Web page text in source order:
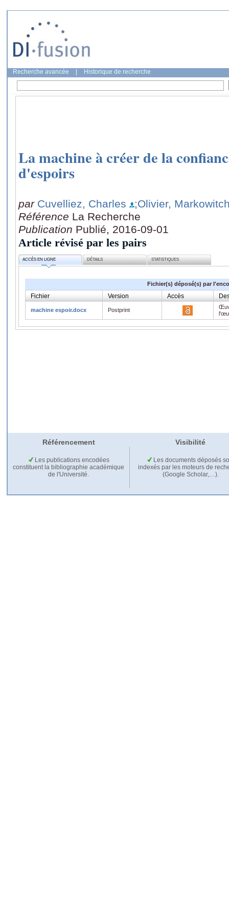
Recherche avancée Historique de recherche
La machine à créer de la
d'espoirs
par Cuvelliez, Charles
;Olivier,
Référence La Recherche
Publication Publié, 2016-09-01
Article révisé par les pairs
ACCÈS EN LIGNE DÉTAILS STATISTIQUES
Fichier(s) déposé(s) par
Fichier Version Accès
machine espoir.docx Postprint
Référencement Visibilité
Les publications encodées
constituent la bibliographie académique
de l'Université.
Les documents déposés
indexés par les moteurs de
(Google Scholar,…).